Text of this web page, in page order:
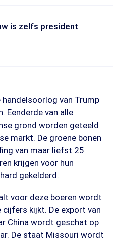
is zelfs president
van Trump
Eenderde van alle
grond worden geteeld
markt. De groene bonen
van maar liefst 25
krijgen voor hun
gekelderd.
voor deze boeren wordt
kijkt. De export van
China wordt geschat op
De staat Missouri wordt